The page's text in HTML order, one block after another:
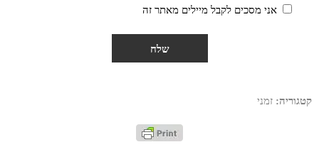
אני מסכים לקבל מיילים מאתר זה
קטגוריה: זמני